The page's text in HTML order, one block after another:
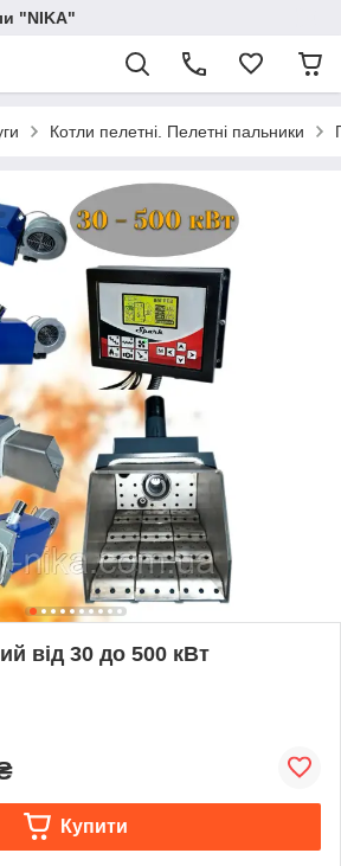
"NIKA"
Котли пелетні. Пелетні пальники
від 30 до 500 кВт
Купити